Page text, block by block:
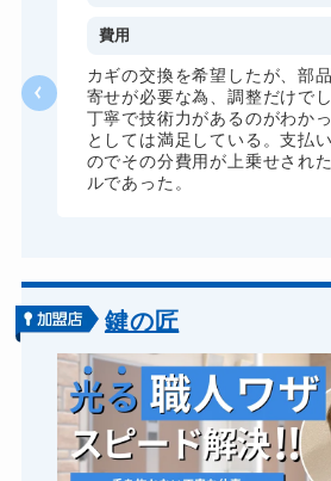
費用
カギの交換を希望したが、部
寄せが必要な為、調整だけで
丁寧で技術力があるのがわか
としては満足している。支払
のでその分費用が上乗せされ
ルであった。
鍵の匠